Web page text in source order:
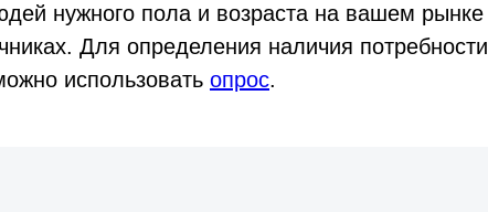
нужного пола и возраста на вашем рынке
Для определения наличия потребности
использовать опрос.